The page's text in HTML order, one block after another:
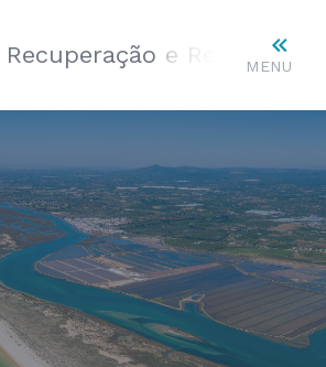
MENU
e Resiliência